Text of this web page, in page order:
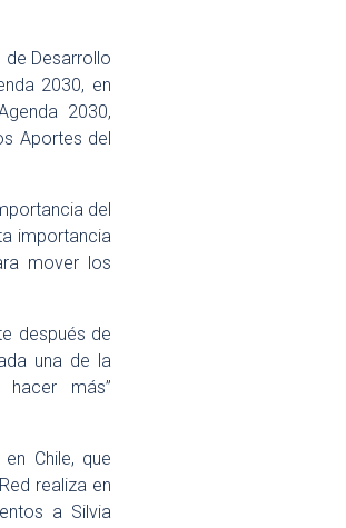
de Desarrollo
2030, en
2030,
Aportes del
del
importancia
mover los
después de
una de la
más”
Chile, que
realiza en
a Silvia